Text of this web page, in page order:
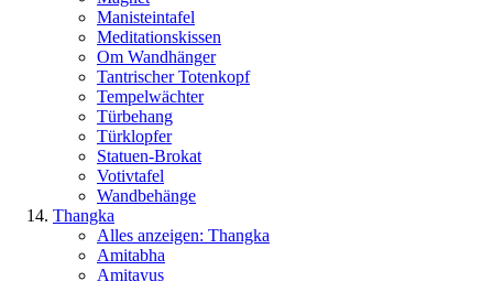
Manisteintafel
Meditationskissen
Om Wandhänger
Tantrischer Totenkopf
Tempelwächter
Türbehang
Türklopfer
Statuen-Brokat
Votivtafel
Wandbehänge
Thangka
Alles anzeigen: Thangka
Amitabha
Amitayus